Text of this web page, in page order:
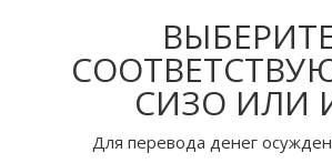
СИЗО ИЛИ
Для перевода денег